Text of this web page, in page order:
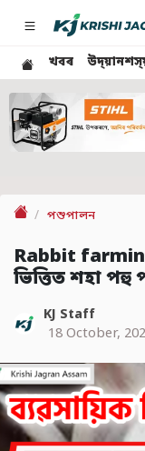
খবৰ
পশুপালন
Rabbit
ভিত্তিত শহা পহু
KJ Staff
18 October,